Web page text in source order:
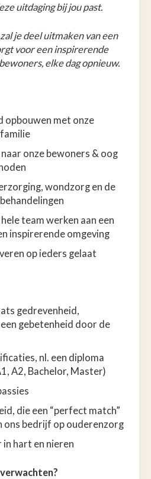
uitdaging bij jou past.
je deel uitmaken van een
voor een inspirerende
elke dag opnieuw.
opbouwen met onze
onze bewoners & oog
wondzorg en de
team werken aan een
inspirerende omgeving
op ieders gelaat
gedrevenheid,
gebetenheid door de
nl. een diploma
A2, Bachelor, Master)
die een “perfect match”
ons bedrijf op ouderenzorg
in hart en nieren